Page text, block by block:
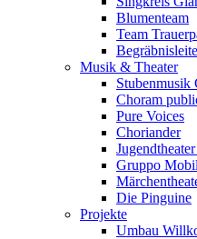
Blumenteam
Team
Musik & Theater
Stubenmusik
Choram
Pure Voices
Choriander
Gruppo
Die Pinguine
Projekte
Umbau